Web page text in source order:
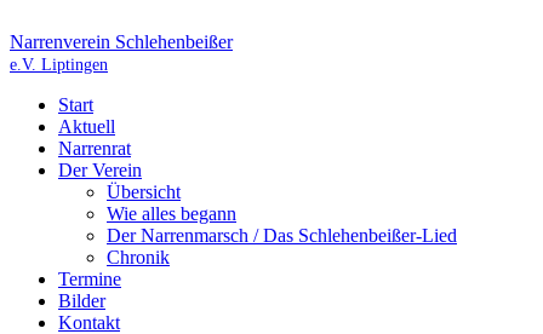
Inhalt
springen
Narrenverein Schlehenbeißer
e.V. Liptingen
Start
Aktuell
Narrenrat
Der Verein
Übersicht
Wie alles begann
Der Narrenmarsch / Das Schlehenbeißer-Lied
Chronik
Termine
Bilder
Kontakt